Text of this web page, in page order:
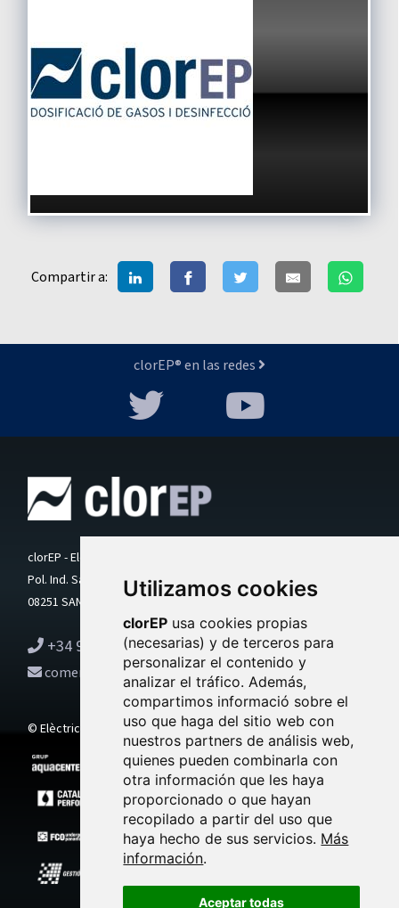
Utilizamos cookies
clorEP usa cookies propias
(necesarias) y de terceros para
personalizar el contenido y
analizar el tráfico. Además,
compartimos informació sobre el
uso que haga del sitio web con
nuestros partners de análisis web,
quienes pueden combinarla con
otra información que les haya
proporcionado o que hayan
recopilado a partir del uso que
haya hecho de sus servicios. Más
información.
Aceptar todas
Compartir a:
clorEP® en las redes
clorEP - Elèctrica Pintó SL
Pol. Ind. Santa Anna I, Ctra. BV-4511 Km. 4,2
08251 SANTPEDOR (Barcelona) - SPAIN
+34 93 836 60 36
comercial@clorep.es
© Elèctrica Pintó SL. Todos los derechos reservados.